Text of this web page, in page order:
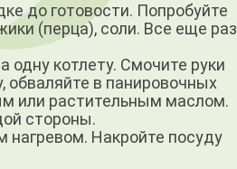
до готовости. Попробуйте
(перца), соли. Все еще раз
котлету. Смочите руки
обваляйте в панировочных
или растительным маслом.
стороны.
нагревом. Накройте посуду